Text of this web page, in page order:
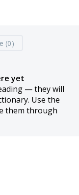
(0)
yet
— they will
Use the
them through